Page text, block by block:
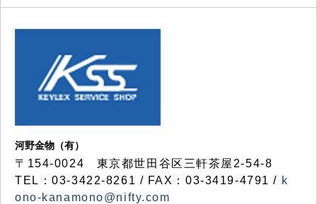
河野金物（有）
〒154-0024 東京都世田谷区三軒茶屋2-54-8
TEL：03-3422-8261 / FAX：03-3419-4791 / k
ono-kanamono@nifty.com